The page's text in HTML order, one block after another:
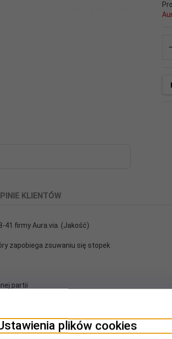
KLIENTÓW
41 firmy Aura.via. (Jakość)
zapobiega zsuwaniu się stopek
partii
poliamid, 5% elastan
plików cookies